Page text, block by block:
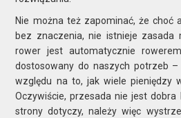
Nie można też zapominać, że choć
bez znaczenia, nie istnieje zasada
rower jest automatycznie
dostosowany do naszych potrzeb
względu na to, jak wiele pieniędzy
Oczywiście, przesada nie jest
strony dotyczy, należy więc